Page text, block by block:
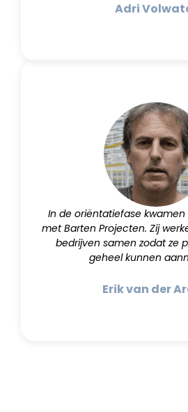
Adri
In de oriëntatiefase
met Barten Projecten. Zij
bedrijven samen zodat ze
geheel kunnen
Erik van der